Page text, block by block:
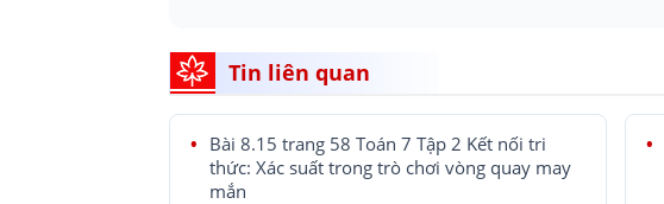
Tin liên quan
Bài 8.15 trang 58 Toán 7 Tập 2 Kết nối tri
thức: Xác suất trong trò chơi vòng quay may
mắn